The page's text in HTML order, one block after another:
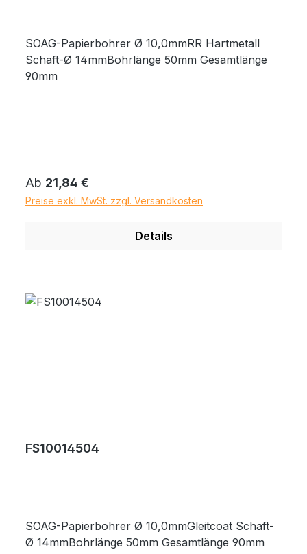
SOAG-Papierbohrer Ø 10,0mmRR Hartmetall
Schaft-Ø 14mmBohrlänge 50mm Gesamtlänge
90mm
Regulärer Preis:
Ab 21,84 €
Preise exkl. MwSt. zzgl. Versandkosten
Details
FS10014504
SOAG-Papierbohrer Ø 10,0mmGleitcoat Schaft-
Ø 14mmBohrlänge 50mm Gesamtlänge 90mm